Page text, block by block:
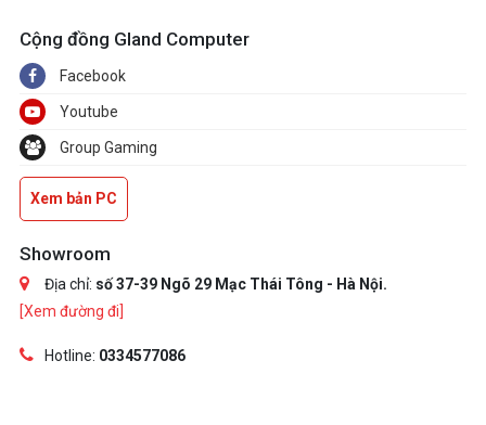
Cộng đồng Gland Computer
Facebook
Youtube
Group Gaming
Xem bản PC
Showroom
Địa chỉ: số 37-39 Ngõ 29 Mạc Thái Tông - Hà Nội.
[Xem đường đi]
Hotline: 0334577086